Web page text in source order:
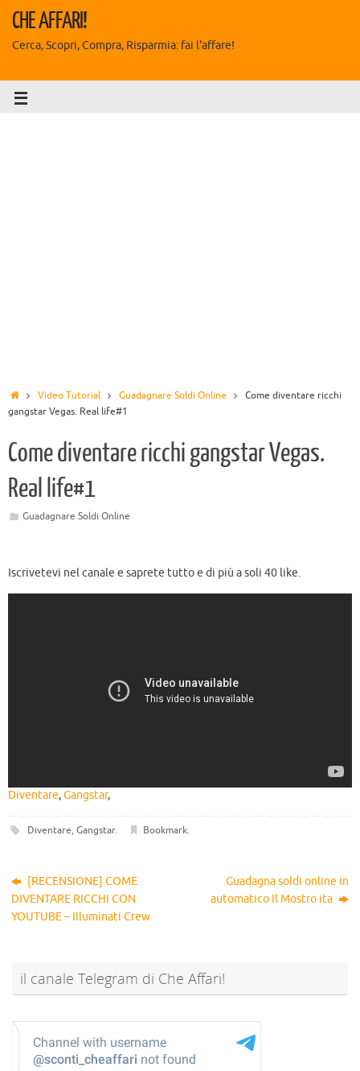
CHE AFFARI!
Cerca, Scopri, Compra, Risparmia: fai l'affare!
Video Tutorial Guadagnare Soldi Online
Come diventare ricchi
gangstar Vegas. Real life#1
Come diventare ricchi gangstar Vegas.
Real life#1
Guadagnare Soldi Online
Iscrivetevi nel canale e saprete tutto e di più a soli 40 like.
Diventare,Gangstar,
Diventare, Gangstar. Bookmark.
[RECENSIONE] COME
DIVENTARE RICCHI CON
YOUTUBE – Illuminati Crew
Guadagna soldi online in
automatico Il Mostro ita
il canale Telegram di Che Affari!